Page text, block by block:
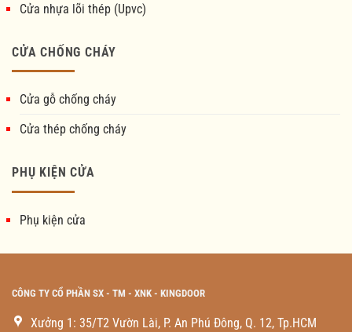
Cửa nhựa lõi thép (Upvc)
CỬA CHỐNG CHÁY
Cửa gỗ chống cháy
Cửa thép chống cháy
PHỤ KIỆN CỬA
Phụ kiện cửa
CÔNG TY CỔ PHẦN SX - TM - XNK - KINGDOOR
Xưởng 1: 35/T2 Vườn Lài, P. An Phú Đông, Q. 12, Tp.HCM